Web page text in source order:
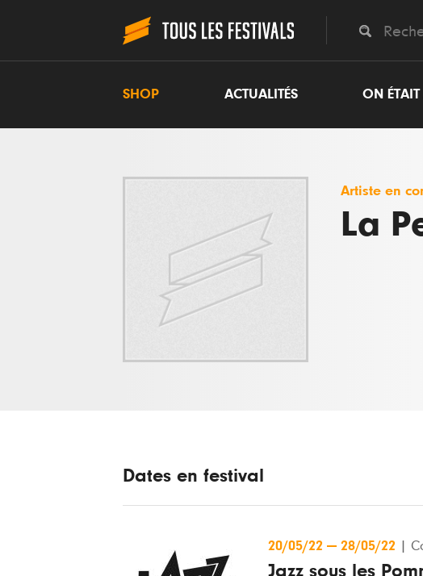
SHOP ACTUALITÉS ON
Artiste en
La
Dates en festival
20/05/22 — 28/05/22
Jazz sous les